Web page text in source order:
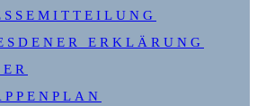
ERKLÄRUNG